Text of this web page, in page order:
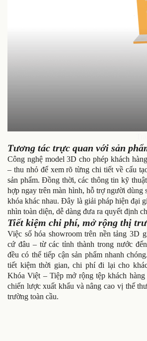
Tương tác trực quan với sản
Công nghệ model 3D cho phép khách
– thu nhỏ để xem rõ từng chi tiết về cấu
sản phẩm. Đồng thời, các thông tin kỹ
hợp ngay trên màn hình, hỗ trợ người dùng
khóa khác nhau. Đây là giải pháp hiện đại
nhìn toàn diện, dễ dàng đưa ra quyết định
Tiết kiệm chi phí, mở rộng thị
Việc số hóa showroom trên nền tảng 3D
cứ đâu – từ các tỉnh thành trong nước
đều có thể tiếp cận sản phẩm nhanh
tiết kiệm thời gian, chi phí đi lại cho
Khóa Việt – Tiệp mở rộng tệp khách hàng
chiến lược xuất khẩu và nâng cao vị thế
trường toàn cầu.